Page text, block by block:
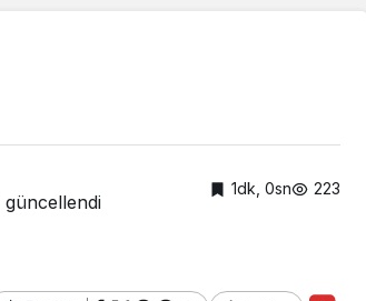
güncellendi
1dk, 0sn 223